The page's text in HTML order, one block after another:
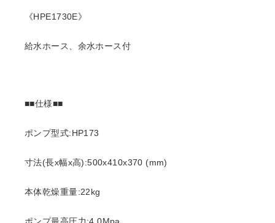
《HPE1730E》
給水ホース、余水ホース付
■■仕様■■
ポンプ型式:HP173
寸法(長x幅x高):500x410x370 (mm)
本体乾燥重量:22kg